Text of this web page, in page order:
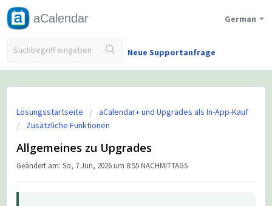
aCalendar German
Neue Supportanfrage
Lösungsstartseite
aCalendar+ und Upgrades als In-App-Kauf
Zusätzliche Funktionen
Allgemeines zu Upgrades
Geändert am: So, 7 Jun, 2026 um 8:55 NACHMITTAGS